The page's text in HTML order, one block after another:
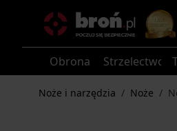
Obrona Strzelectwo
Noże i narzędzia / Noże /